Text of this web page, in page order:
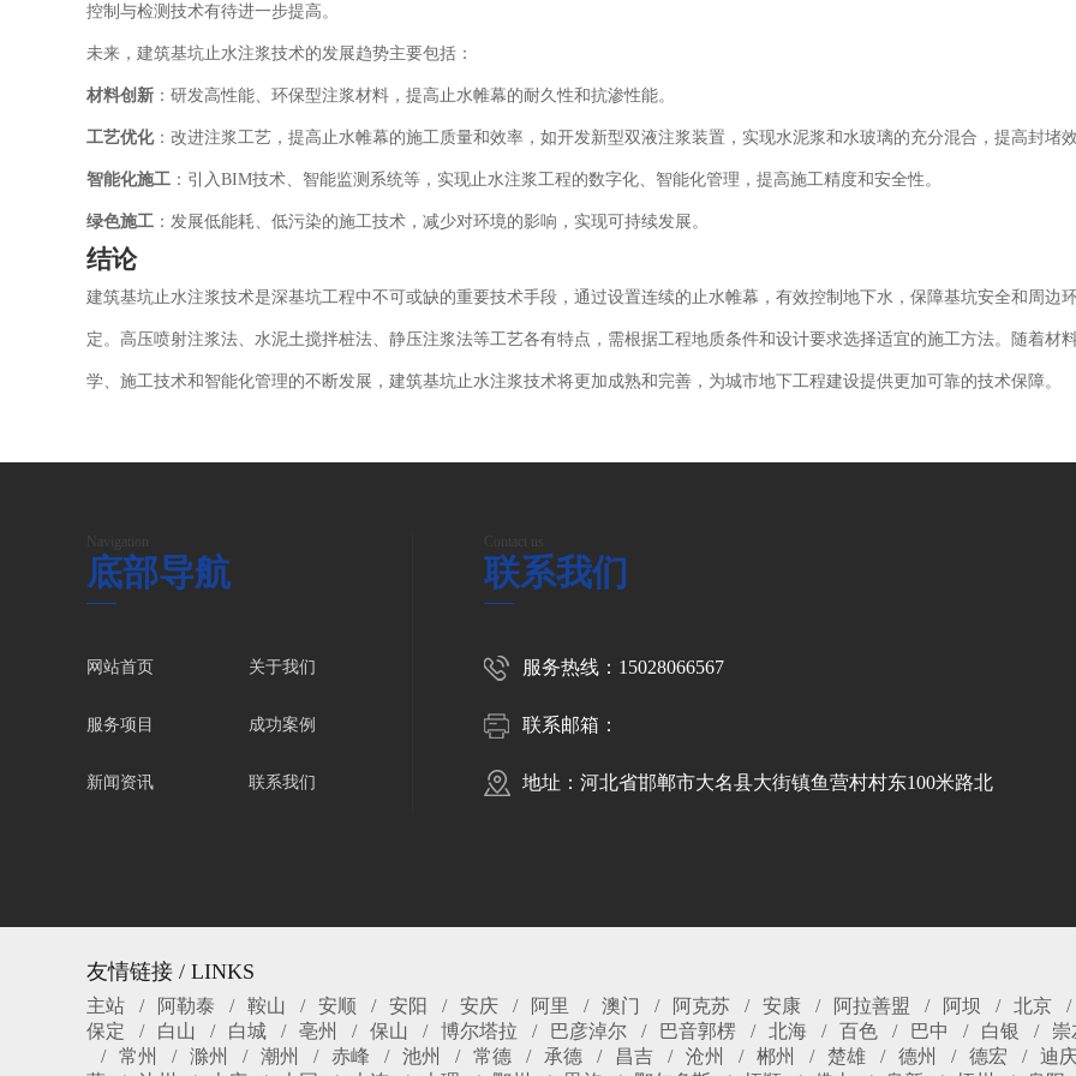
控制与检测技术有待进一步提高。
未来，建筑基坑止水注浆技术的发展趋势主要包括：
材料创新 ：研发高性能、环保型注浆材料，提高止水帷幕的耐久性和抗渗性能。
工艺优化：改进注浆工艺，提高止水帷幕的施工质量和效率，如开发新型双液注浆装置，实现水泥浆和水玻璃的充分混合，提高封堵效
智能化施工 ：引入BIM技术、智能监测系统等，实现止水注浆工程的数字化、智能化管理，提高施工精度和安全性。
绿色施工 ：发展低能耗、低污染的施工技术，减少对环境的影响，实现可持续发展。
结论
建筑基坑止水注浆技术是深基坑工程中不可或缺的重要技术手段，通过设置连续的止水帷幕，有效控制地下水，保障基坑安全和周边
定。高压喷射注浆法、水泥土搅拌桩法、静压注浆法等工艺各有特点，需根据工程地质条件和设计要求选择适宜的施工方法。随着材
学、施工技术和智能化管理的不断发展，建筑基坑止水注浆技术将更加成熟和完善，为城市地下工程建设提供更加可靠的技术保障。
底部导航
网站首页 关于我们
服务项目 成功案例
新闻资讯 联系我们
联系我们
服务热线：15028066567
联系邮箱：
地址：河北省邯郸市大名县大街镇鱼营村村东100米路北
友情链接 / LINKS
主站 阿勒泰 鞍山 安顺 安阳 安庆 阿里 澳门 阿克苏 安康 阿拉善盟 阿坝 北京
保定
白山 白城 亳州 保山 博尔塔拉 巴彦淖尔 巴音郭楞 北海 百色 巴中 白银 崇
常州
滁州 潮州 赤峰 池州 常德 承德 昌吉 沧州 郴州 楚雄 德州 德宏 迪